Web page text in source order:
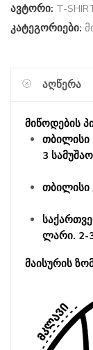
ავტორი: T-
კატეგორიები:
ᲐᲦᲬᲔᲠᲐ
მიწოდების
თბილისი
3
თბილისი
ლარი. 2-
მაისურის